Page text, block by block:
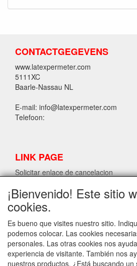
CONTACTGEGEVENS
www.latexpermeter.com
5111XC
Baarle-Nassau NL
E-mail: info@latexpermeter.com
Telefoon:
LINK PAGE
Solicitar enlace de cancelacion
INFORMACIÓN DE LÁTEX
Solicitar enlace de cancelacion
INFO
¡Bienvenido! Este sitio
cookies.
Es bueno que visites nuestro sitio.
podemos colocar. Las cookies
personales. Las otras cookies nos
experiencia de visitante. También nos
nuestros productos. ¿Está buscando